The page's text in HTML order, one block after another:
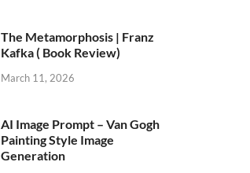
The Metamorphosis | Franz
Kafka ( Book Review)
March 11, 2026
AI Image Prompt – Van Gogh
Painting Style Image
Generation